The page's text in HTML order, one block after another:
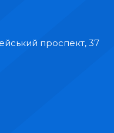
проспект, 37